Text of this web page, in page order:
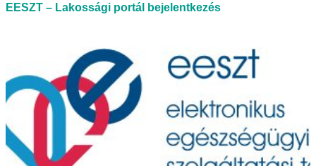
EESZT – Lakossági portál bejelentkezés